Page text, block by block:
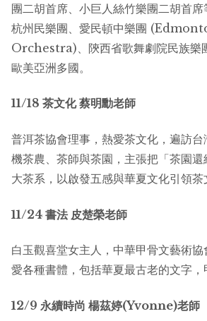
團二胡首席、小巨人絲竹樂團二胡首
杭州民樂團、愛民頓中樂團
Orchestra)、陝西省歌舞劇院民族樂
歐美亞洲多國。
11/18 茶文化 蔡明勳老師
普洱茶協會理事，熱愛茶文化，遍訪
機茶農、茶師與茶園，主張把「茶園
大茶系，以啟發五感與華夏文化引領茶
11/24 書法 皮楚榮老師
白玉觀喜堂女主人，中華甲骨文藝術
愛各種書體，包括華夏最古老的文字，
12/9 永續時尚 楊茲婷(Yvonne)老師